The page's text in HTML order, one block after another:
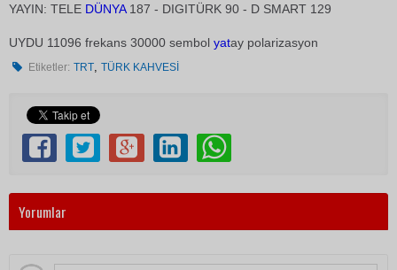
YAYIN: TELE DÜNYA187 - DIGITÜRK 90 - D SMART 129
UYDU 11096 frekans 30000 sembol yatay polarizasyon
Etiketler: TRT,TÜRK KAHVESİ
Yorumlar